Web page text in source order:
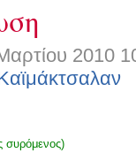
2010
συρόμενος)